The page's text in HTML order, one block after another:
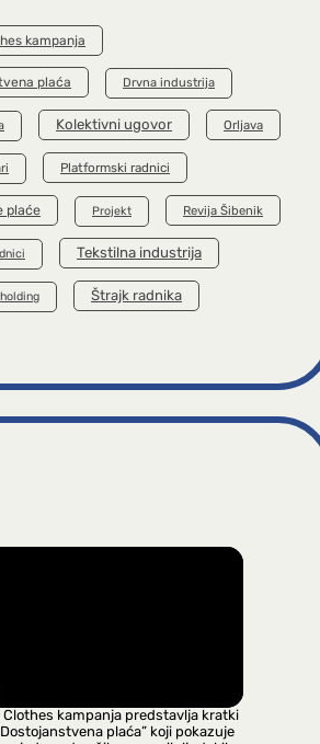
kampanja
plaća Drvna industrija
Kolektivni ugovor Orljava
Platformski radnici
plaće Projekt Revija Šibenik
Tekstilna industrija
Štrajk radnika
Clothes kampanja predstavlja kratki
plaća” koji pokazuje